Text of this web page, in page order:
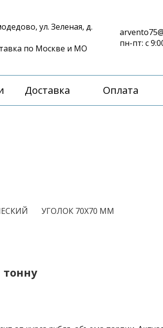
ул. Зеленая, д.
по Москве и МО
пн-пт: с
Доставка Оплата
УГОЛОК 70Х70 ММ
тонну